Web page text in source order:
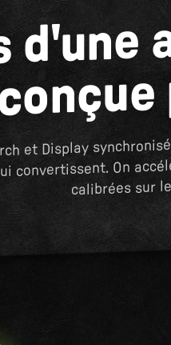
et Display
convertissent. On
calibrées sur